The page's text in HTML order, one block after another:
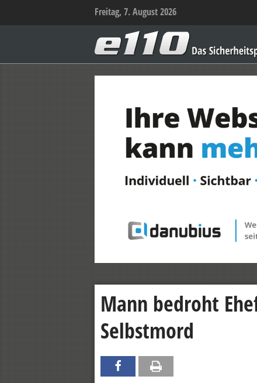
Freitag, 7. August 2026
–
Das
Sicherheitsportal
Mann bedroht
Selbstmord